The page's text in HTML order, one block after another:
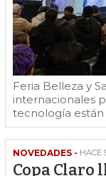
Feria Belleza y
internacionales
tecnología
NOVEDADES - HACE
Copa Claro